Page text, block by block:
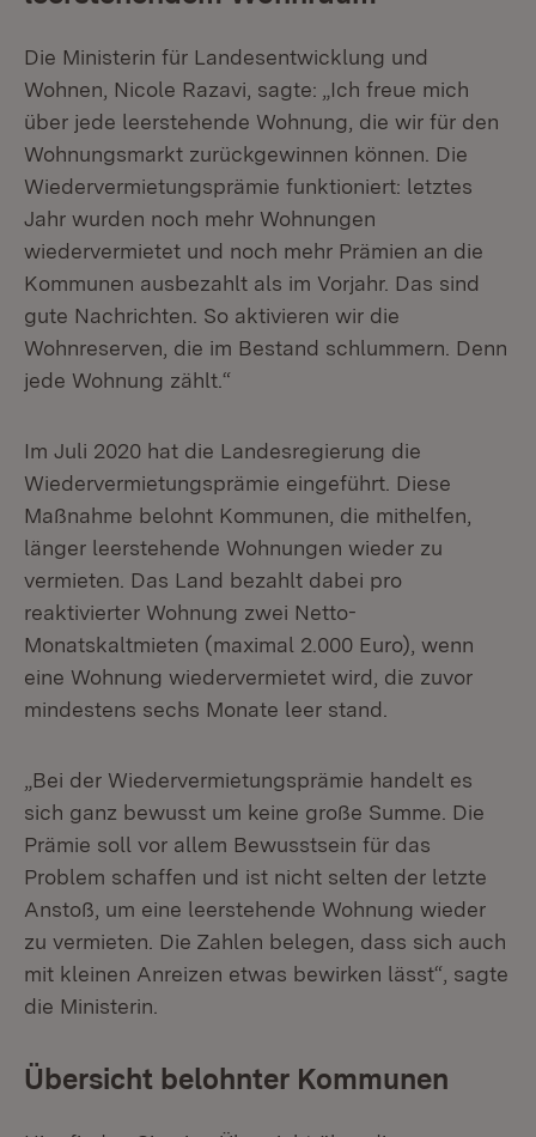
Die Ministerin für Landesentwicklung und
Wohnen, Nicole Razavi, sagte: „Ich freue mich
über jede leerstehende Wohnung, die wir für den
Wohnungsmarkt zurückgewinnen können. Die
Wiedervermietungsprämie funktioniert: letztes
Jahr wurden noch mehr Wohnungen
wiedervermietet und noch mehr Prämien an die
Kommunen ausbezahlt als im Vorjahr. Das sind
gute Nachrichten. So aktivieren wir die
Wohnreserven, die im Bestand schlummern. Denn
jede Wohnung zählt.“
Im Juli 2020 hat die Landesregierung die
Wiedervermietungsprämie eingeführt. Diese
Maßnahme belohnt Kommunen, die mithelfen,
länger leerstehende Wohnungen wieder zu
vermieten. Das Land bezahlt dabei pro
reaktivierter Wohnung zwei Netto-
Monatskaltmieten (maximal 2.000 Euro), wenn
eine Wohnung wiedervermietet wird, die zuvor
mindestens sechs Monate leer stand.
„Bei der Wiedervermietungsprämie handelt es
sich ganz bewusst um keine große Summe. Die
Prämie soll vor allem Bewusstsein für das
Problem schaffen und ist nicht selten der letzte
Anstoß, um eine leerstehende Wohnung wieder
zu vermieten. Die Zahlen belegen, dass sich auch
mit kleinen Anreizen etwas bewirken lässt“, sagte
die Ministerin.
Übersicht belohnter Kommunen